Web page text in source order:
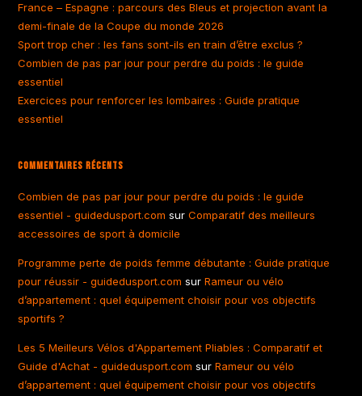
France – Espagne : parcours des Bleus et projection avant la
demi-finale de la Coupe du monde 2026
Sport trop cher : les fans sont-ils en train d’être exclus ?
Combien de pas par jour pour perdre du poids : le guide
essentiel
Exercices pour renforcer les lombaires : Guide pratique
essentiel
Commentaires Récents
Combien de pas par jour pour perdre du poids : le guide
essentiel - guidedusport.com surComparatif des meilleurs
accessoires de sport à domicile
Programme perte de poids femme débutante : Guide pratique
pour réussir - guidedusport.com surRameur ou vélo
d’appartement : quel équipement choisir pour vos objectifs
sportifs ?
Les 5 Meilleurs Vélos d'Appartement Pliables : Comparatif et
Guide d'Achat - guidedusport.com surRameur ou vélo
d’appartement : quel équipement choisir pour vos objectifs